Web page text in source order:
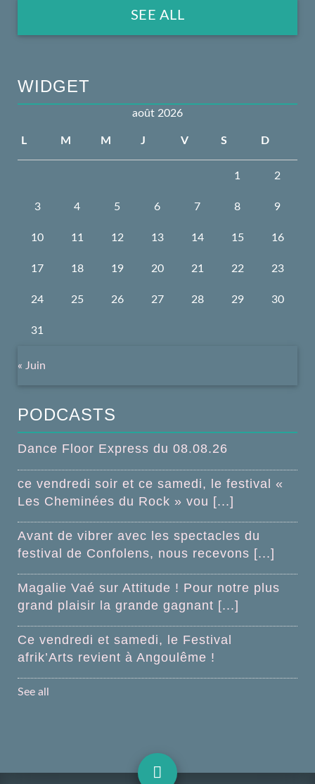
SEE ALL
WIDGET
août 2026
L M M J V S D
1 2
3 4 5 6 7 8 9
10 11 12 13 14 15 16
17 18 19 20 21 22 23
24 25 26 27 28 29 30
31
« Juin
PODCASTS
Dance Floor Express du 08.08.26
ce vendredi soir et ce samedi, le festival «
Les Cheminées du Rock » vou [...]
Avant de vibrer avec les spectacles du
festival de Confolens, nous recevons [...]
Magalie Vaé sur Attitude ! Pour notre plus
grand plaisir la grande gagnant [...]
Ce vendredi et samedi, le Festival
afrik’Arts revient à Angoulême !
See all